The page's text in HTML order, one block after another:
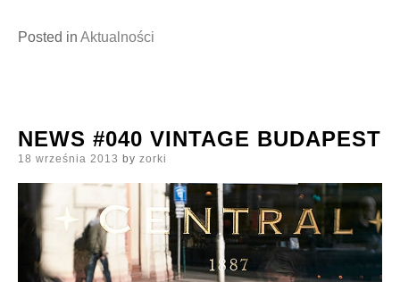
Posted in Aktualności
NEWS #040 VINTAGE BUDAPEST
Posted
18 września 2013 by zorki